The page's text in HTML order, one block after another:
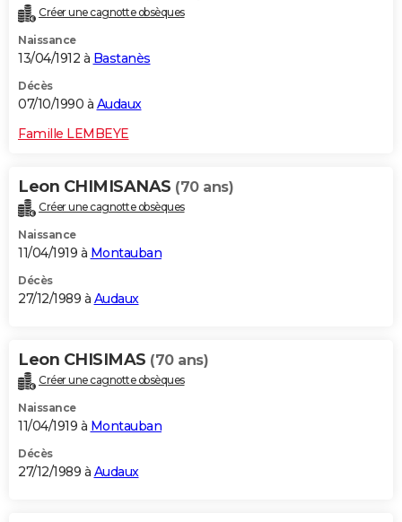
Créer une cagnotte obsèques
Naissance
13/04/1912 à Bastanès
Décès
07/10/1990 à Audaux
Famille LEMBEYE
Leon CHIMISANAS (70 ans)
Créer une cagnotte obsèques
Naissance
11/04/1919 à Montauban
Décès
27/12/1989 à Audaux
Leon CHISIMAS (70 ans)
Créer une cagnotte obsèques
Naissance
11/04/1919 à Montauban
Décès
27/12/1989 à Audaux